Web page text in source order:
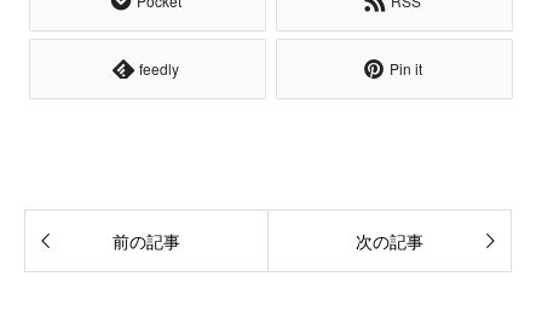
feedly Pin it
前の記事 次の記事